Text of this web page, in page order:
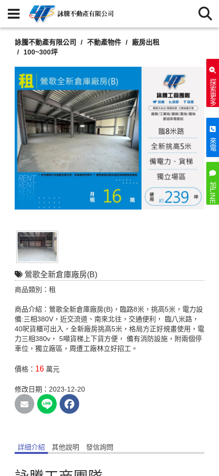
探索更多
來電
加LINE
詠騰不動產有限公司 不動產物件
廠房出租
100~300坪
鶯歌全新倉庫廠房(B)
商品類別：租
商品介紹：鶯歌全新倉庫廠房(B)，臨路8米，挑高5米，電力設
備:三相380V，近交流道、南來北往，交通便利， 臨八米路，
40呎貨櫃可出入，全新廠房挑高5米，格局方正好規畫使用，電
力三相380v， 5噸貨梯上下貨方便， 備有消防設施，附兩個停
車位，獨立廠區，周遭工廠林立好招工。
價格： 16 萬元
修改日期：2023-12-20
詳細介紹 其他說明 發信詢問